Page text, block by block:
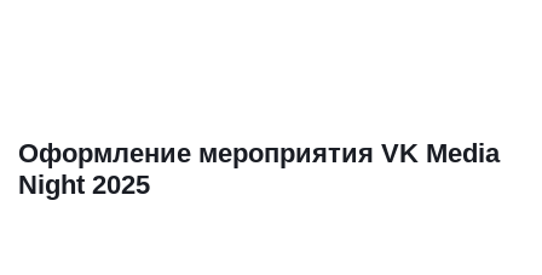
Оформление мероприятия VK Media
Night 2025